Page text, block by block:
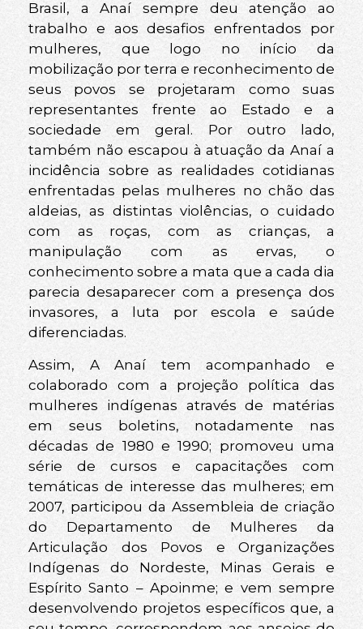
Brasil, a Anaí sempre deu atenção ao
trabalho e aos desafios enfrentados por
mulheres, que logo no início da
mobilização por terra e reconhecimento de
seus povos se projetaram como suas
representantes frente ao Estado e a
sociedade em geral. Por outro lado,
também não escapou à atuação da Anaí a
incidência sobre as realidades cotidianas
enfrentadas pelas mulheres no chão das
aldeias, as distintas violências, o cuidado
com as roças, com as crianças, a
manipulação com as ervas, o
conhecimento sobre a mata que a cada dia
parecia desaparecer com a presença dos
invasores, a luta por escola e saúde
diferenciadas.
Assim, A Anaí tem acompanhado e
colaborado com a projeção política das
mulheres indígenas através de matérias
em seus boletins, notadamente nas
décadas de 1980 e 1990; promoveu uma
série de cursos e capacitações com
temáticas de interesse das mulheres; em
2007, participou da Assembleia de criação
do Departamento de Mulheres da
Articulação dos Povos e Organizações
Indígenas do Nordeste, Minas Gerais e
Espírito Santo – Apoinme; e vem sempre
desenvolvendo projetos específicos que, a